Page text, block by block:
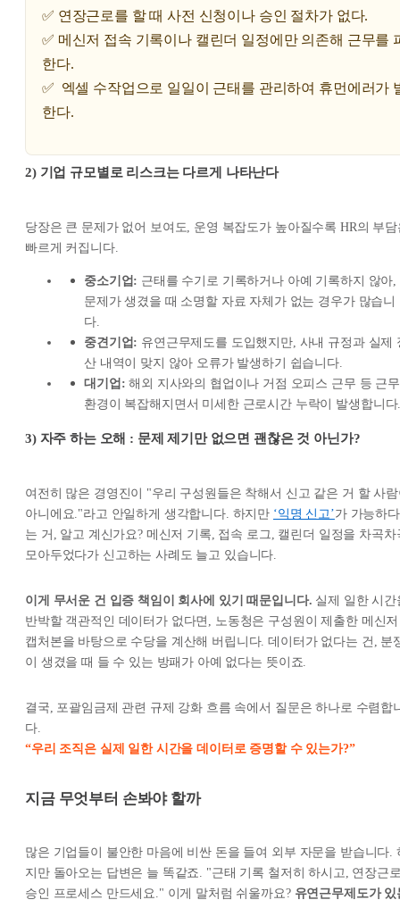
✅ 연장근로를 할 때 사전 신청이나 승인 절차가 없다.
✅ 메신저 접속 기록이나 캘린더 일정에만 의존해 근무를
한다.
✅ 엑셀 수작업으로 일일이 근태를 관리하여 휴먼에러가
한다.
2) 기업 규모별로 리스크는 다르게 나타난다
당장은 큰 문제가 없어 보여도, 운영 복잡도가 높아질수록 HR의 부담
빠르게 커집니다.
중소기업: 근태를 수기로 기록하거나 아예 기록하지 않아,
문제가 생겼을 때 소명할 자료 자체가 없는 경우가 많습니
다.
중견기업: 유연근무제도를 도입했지만, 사내 규정과 실제
산 내역이 맞지 않아 오류가 발생하기 쉽습니다.
대기업: 해외 지사와의 협업이나 거점 오피스 근무 등 근무
환경이 복잡해지면서 미세한 근로시간 누락이 발생합니다
3) 자주 하는 오해 : 문제 제기만 없으면 괜찮은 것 아닌가?
여전히 많은 경영진이 "우리 구성원들은 착해서 신고 같은 거 할 사
아니에요."라고 안일하게 생각합니다. 하지만 ‘익명 신고’가 가능하다
는 거, 알고 계신가요? 메신저 기록, 접속 로그, 캘린더 일정을 차곡차
모아두었다가 신고하는 사례도 늘고 있습니다.
이게 무서운 건 입증 책임이 회사에 있기 때문입니다. 실제 일한 시간
반박할 객관적인 데이터가 없다면, 노동청은 구성원이 제출한 메신저
캡처본을 바탕으로 수당을 계산해 버립니다. 데이터가 없다는 건, 분
이 생겼을 때 들 수 있는 방패가 아예 없다는 뜻이죠.
결국, 포괄임금제 관련 규제 강화 흐름 속에서 질문은 하나로 수렴합
다.
“우리 조직은 실제 일한 시간을 데이터로 증명할 수 있는가?”
지금 무엇부터 손봐야 할까
많은 기업들이 불안한 마음에 비싼 돈을 들여 외부 자문을 받습니다.
지만 돌아오는 답변은 늘 똑같죠. "근태 기록 철저히 하시고, 연장근
승인 프로세스 만드세요." 이게 말처럼 쉬울까요? 유연근무제도가 있